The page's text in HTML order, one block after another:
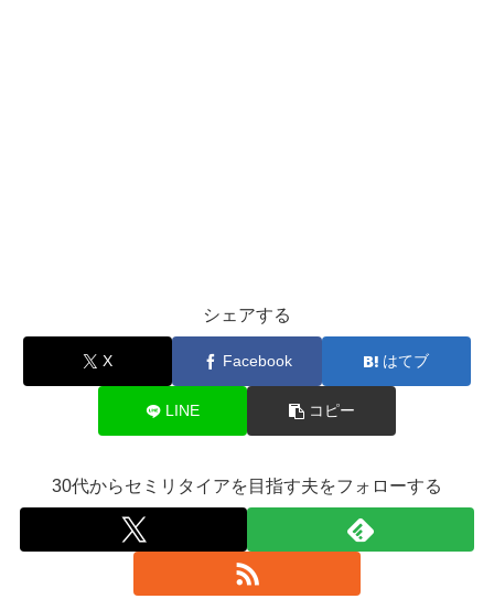
シェアする
X Facebook はてブ
LINE コピー
30代からセミリタイアを目指す夫をフォローする